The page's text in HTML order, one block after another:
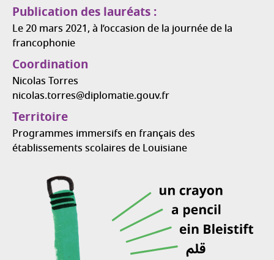
Publication des lauréats :
Le 20 mars 2021, à l’occasion de la journée de la
francophonie
Coordination
Nicolas Torres
nicolas.torres@diplomatie.gouv.fr
Territoire
Programmes immersifs en français des
établissements scolaires de Louisiane